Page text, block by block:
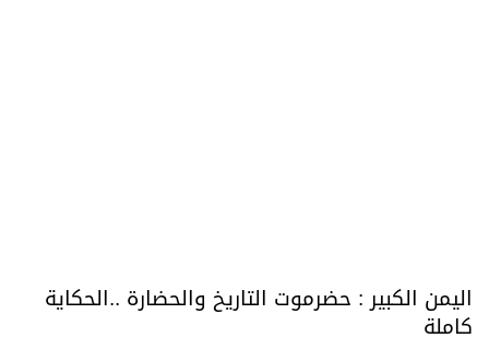
اليمن الكبير : حضرموت التاريخ والحضارة ..الحكاية
كاملة